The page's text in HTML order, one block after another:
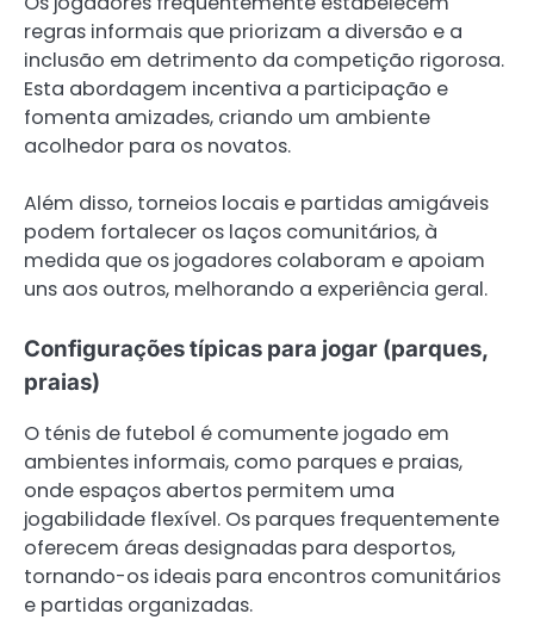
regras informais que priorizam a diversão e a
inclusão em detrimento da competição rigorosa.
Esta abordagem incentiva a participação e
fomenta amizades, criando um ambiente
acolhedor para os novatos.
Além disso, torneios locais e partidas amigáveis
podem fortalecer os laços comunitários, à
medida que os jogadores colaboram e apoiam
uns aos outros, melhorando a experiência geral.
Configurações típicas para jogar (parques,
praias)
O ténis de futebol é comumente jogado em
ambientes informais, como parques e praias,
onde espaços abertos permitem uma
jogabilidade flexível. Os parques frequentemente
oferecem áreas designadas para desportos,
tornando-os ideais para encontros comunitários
e partidas organizadas.